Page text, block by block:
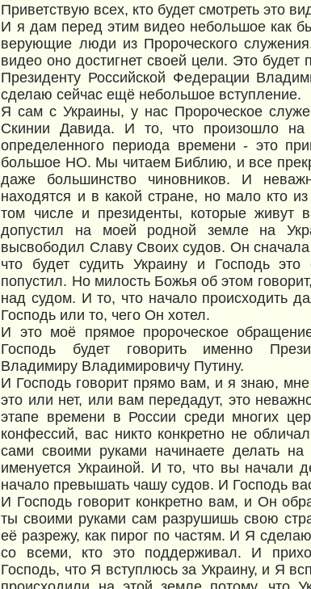
Приветствую всех, кто будет смотреть это
И я дам перед этим видео небольшое как
верующие люди из Пророческого
видео оно достигнет своей цели. Это
Президенту Российской Федерации
сделаю сейчас ещё небольшое вступление.
Я сам с Украины, у нас Пророческое
Скинии Давида. И то, что произошло
определенного периода времени - это
большое НО. Мы читаем Библию, и все
даже большинство чиновников. И
находятся и в какой стране, но мало кто
том числе и президенты, которые живут
допустил на моей родной земле на
высвободил Славу Своих судов. Он
что будет судить Украину и Господь
попустил. Но милость Божья об этом
над судом. И то, что начало происходить
Господь или то, чего Он хотел.
И это моё прямое пророческое
Господь будет говорить именно
Владимиру Владимировичу Путину.
И Господь говорит прямо вам, и я знаю,
это или нет, или вам передадут, это
этапе времени в России среди многих
конфессий, вас никто конкретно не
сами своими руками начинаете делать на
именуется Украиной. И то, что вы начали
начало превышать чашу судов. И Господь
И Господь говорит конкретно вам, и Он
ты своими руками сам разрушишь свою
её разрежу, как пирог по частям. И Я
со всеми, кто это поддерживал. И
Господь, что Я вступлюсь за Украину, и Я